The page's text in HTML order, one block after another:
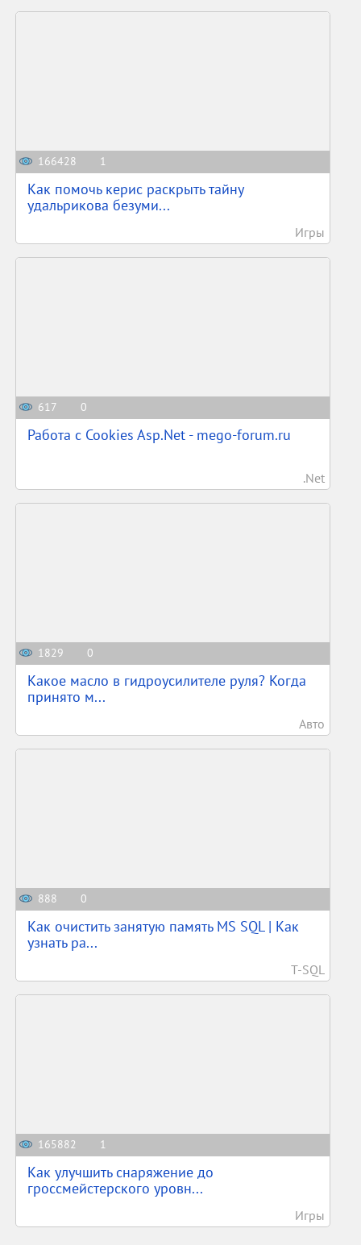
166428 1
Как помочь керис раскрыть тайну
удальрикова безуми...
Игры
617 0
Работа с Cookies Asp.Net - mego-forum.ru
.Net
1829 0
Какое масло в гидроусилителе руля? Когда
принято м...
Авто
888 0
Как очистить занятую память MS SQL | Как
узнать ра...
T-SQL
165882 1
Как улучшить снаряжение до
гроссмейстерского уровн...
Игры